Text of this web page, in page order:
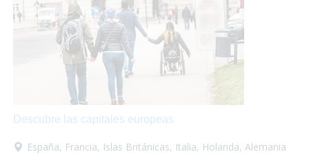
conocer las reservas naturales con muchas especies en
peligro de extinción. La segunda parte del viaje se
desarrolla en la ciudad de Orlando. ¡No lo dudes más y vete
de vacaciones a Miami y Orlando! Será una experiencia
increíble en la que no tendrás que preocuparte por
nada... ¡Sólo en disfrutar!
Descubre las capitales europeas
España, Francia, Islas Británicas, Italia, Holanda, Alemania